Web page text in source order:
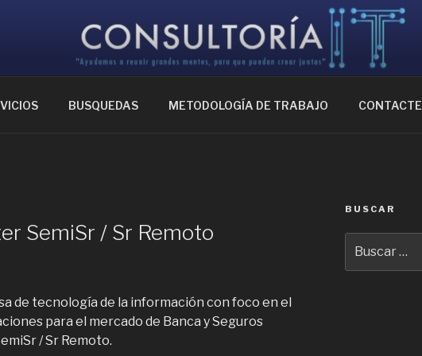
IT
grandes mentes, para que puedan crear juntas
BUSQUEDAS METODOLOGÍA DE TRABAJO
SemiSr / Sr Remoto
de tecnología de la información con foco en el
para el mercado de Banca y Seguros
/ Sr Remoto.
BUSCAR
por: